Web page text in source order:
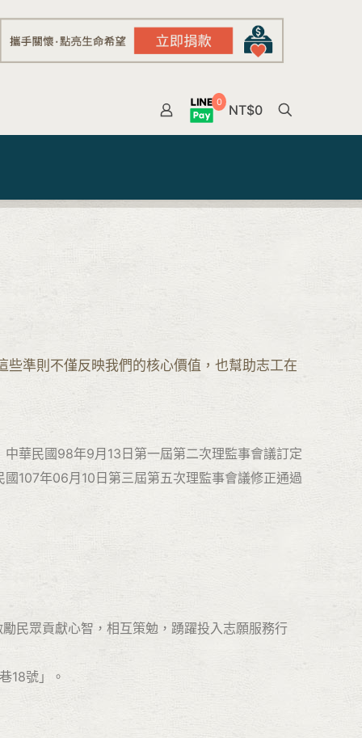
0 NT$0
準則不僅反映我們的核心價值，也幫助志工在
中華民國98年9月13日第一屆第二次理監事會議訂定
國107年06月10日第三屆第五次理監事會議修正通過
民眾貢獻心智，相互策勉，踴躍投入志願服務行
18號」。